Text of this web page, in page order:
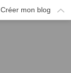
Créer mon blog